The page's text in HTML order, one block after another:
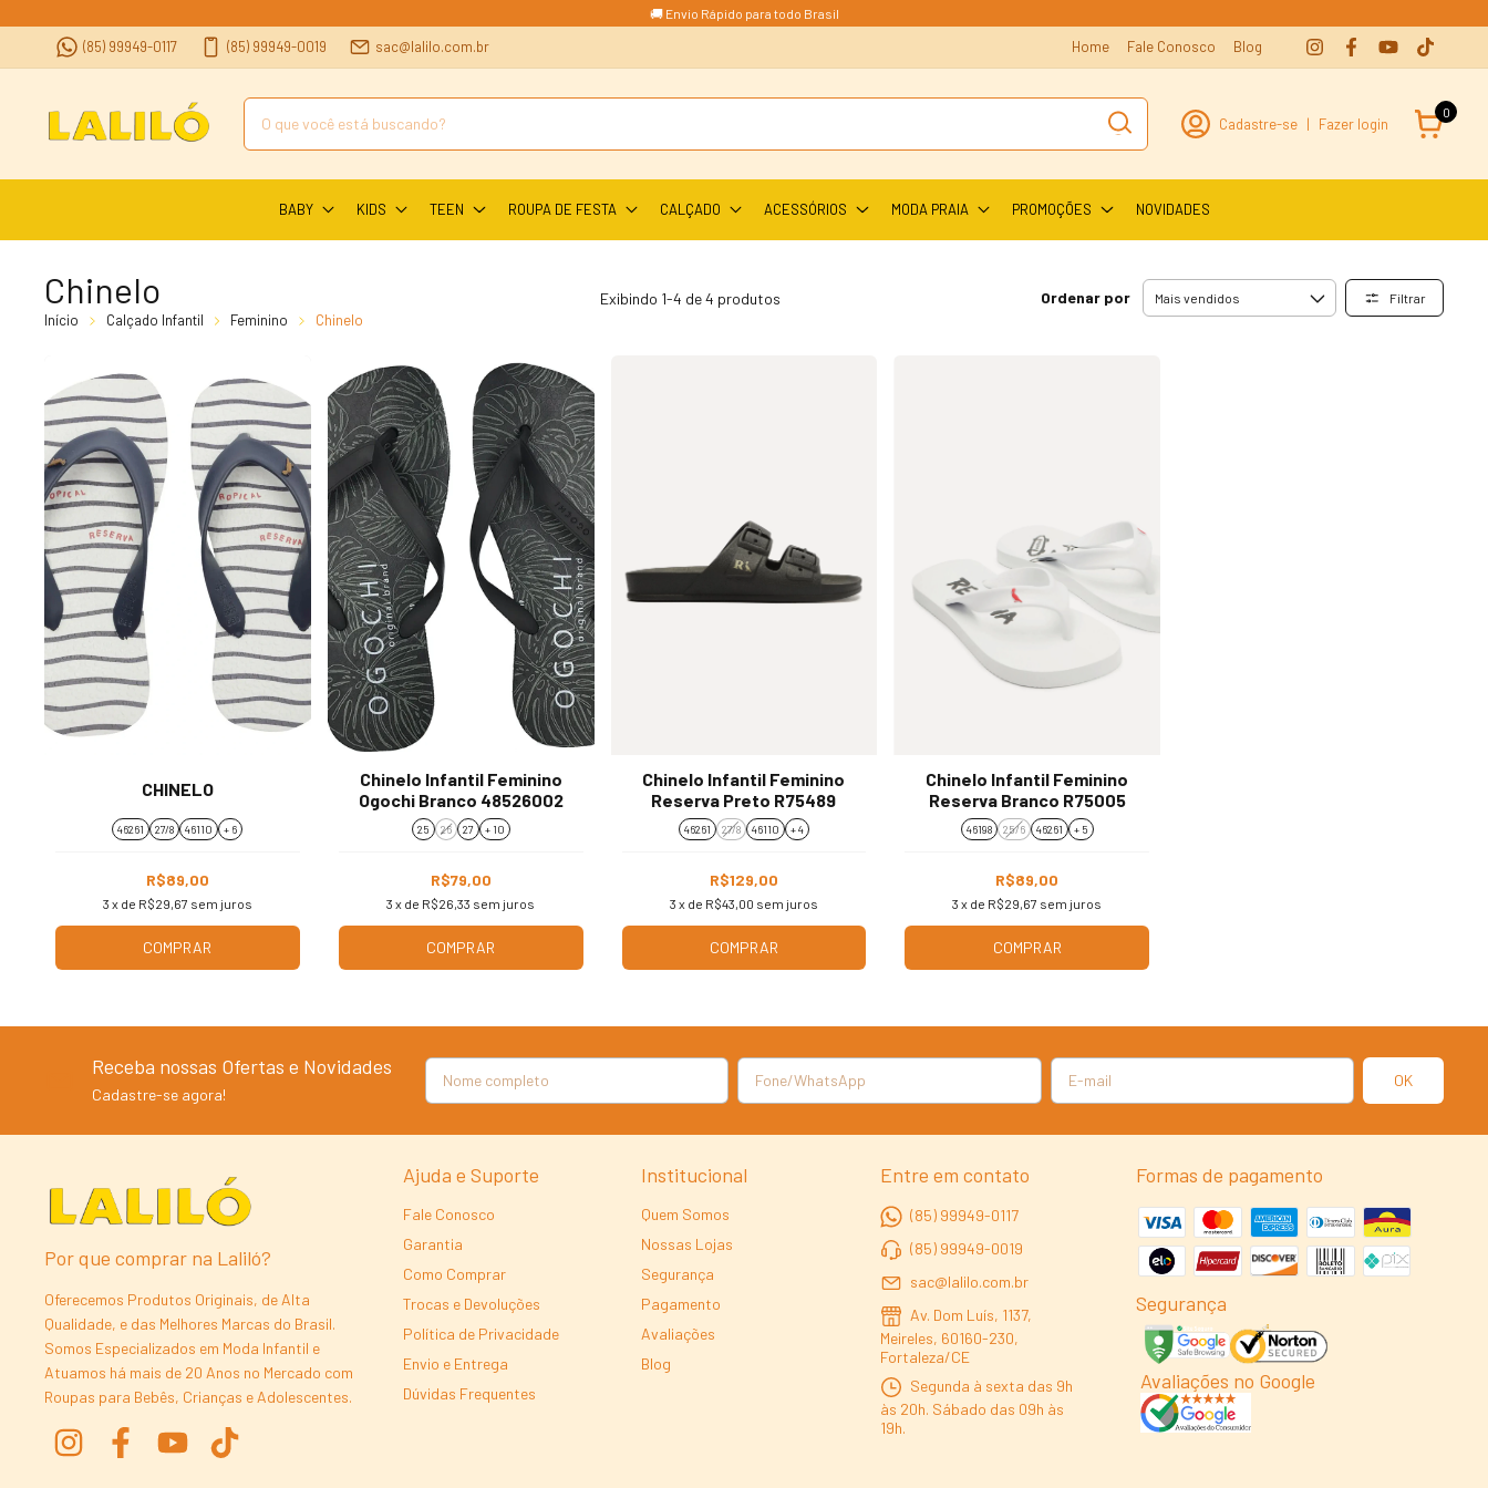
🚚 Envio Rápido para todo Brasil
(85) 99949-0117 (85) 99949-0019 sac@lalilo.com.br Home Fale Conosco Blog
Cadastre-se | Fazer login
0
BABY KIDS TEEN ROUPA DE FESTA CALÇADO ACESSÓRIOS MODA PRAIA PROMOÇÕES NOVIDADES
Chinelo
Início Calçado Infantil Feminino Chinelo
Exibindo 1-4 de 4 produtos Ordenar por Filtrar
CHINELO
46261 27/8 46110 + 6
R$89,00
3 x de R$29,67 sem juros
COMPRAR
Chinelo Infantil Feminino
Ogochi Branco 48526002
25 26 27 + 10
R$79,00
3 x de R$26,33 sem juros
COMPRAR
Chinelo Infantil Feminino
Reserva Preto R75489
46261 27/8 46110 + 4
R$129,00
3 x de R$43,00 sem juros
COMPRAR
Chinelo Infantil Feminino
Reserva Branco R75005
46198 25/6 46261 + 5
R$89,00
3 x de R$29,67 sem juros
COMPRAR
Receba nossas Ofertas e Novidades
Cadastre-se agora!
Por que comprar na Laliló?
Oferecemos Produtos Originais, de Alta
Qualidade, e das Melhores Marcas do Brasil.
Somos Especializados em Moda Infantil e
Atuamos há mais de 20 Anos no Mercado com
Roupas para Bebês, Crianças e Adolescentes.
Ajuda e Suporte
Fale Conosco
Garantia
Como Comprar
Trocas e Devoluções
Política de Privacidade
Envio e Entrega
Dúvidas Frequentes
Institucional
Quem Somos
Nossas Lojas
Segurança
Pagamento
Avaliações
Blog
Entre em contato
(85) 99949-0117
(85) 99949-0019
sac@lalilo.com.br
Av. Dom Luís, 1137,
Meireles, 60160-230,
Fortaleza/CE
Segunda à sexta das 9h
às 20h. Sábado das 09h às
19h.
Formas de pagamento
Segurança
Avaliações no Google